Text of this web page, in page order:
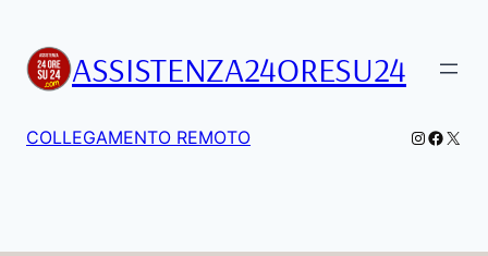
contenutoASSISTENZA24ORESU24
COLLEGAMENTO REMOTO X